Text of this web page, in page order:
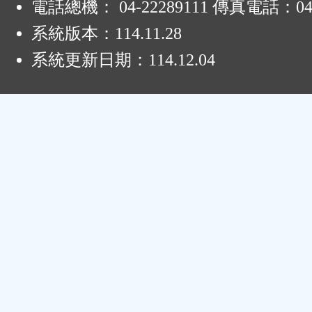
電話總機： 04-22289111 傳真電話：
系統版本： 114.11.28
系統更新日期： 114.12.04